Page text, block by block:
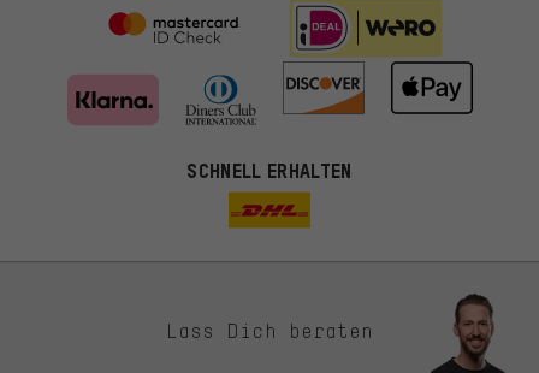
SCHNELL ERHALTEN
Lass Dich beraten